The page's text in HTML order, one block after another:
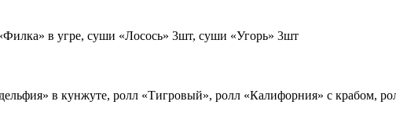
в угре, суши «Лосось» 3шт, суши «Угорь» 3шт
в кунжуте, ролл «Тигровый», ролл «Калифорния» с крабом,